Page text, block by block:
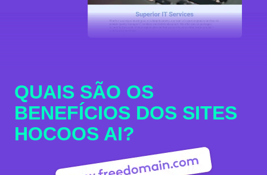
QUAIS SÃO OS
BENEFÍCIOS DOS SITES
HOCOOS AI?